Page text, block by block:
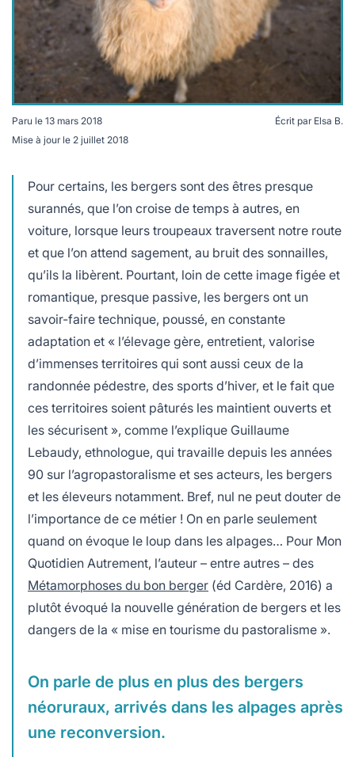
Paru le 13 mars 2018
Mise à jour le 2 juillet 2018
Écrit par Elsa B.
Pour certains, les bergers sont des êtres presque
surannés, que l’on croise de temps à autres, en
voiture, lorsque leurs troupeaux traversent notre route
et que l’on attend sagement, au bruit des sonnailles,
qu’ils la libèrent. Pourtant, loin de cette image figée et
romantique, presque passive, les bergers ont un
savoir-faire technique, poussé, en constante
adaptation et « l’élevage gère, entretient, valorise
d’immenses territoires qui sont aussi ceux de la
randonnée pédestre, des sports d’hiver, et le fait que
ces territoires soient pâturés les maintient ouverts et
les sécurisent », comme l’explique Guillaume
Lebaudy, ethnologue, qui travaille depuis les années
90 sur l’agropastoralisme et ses acteurs, les bergers
et les éleveurs notamment. Bref, nul ne peut douter de
l’importance de ce métier ! On en parle seulement
quand on évoque le loup dans les alpages… Pour Mon
Quotidien Autrement, l’auteur – entre autres – des
Métamorphoses du bon berger (éd Cardère, 2016) a
plutôt évoqué la nouvelle génération de bergers et les
dangers de la « mise en tourisme du pastoralisme ».
On parle de plus en plus des bergers
néoruraux, arrivés dans les alpages après
une reconversion.